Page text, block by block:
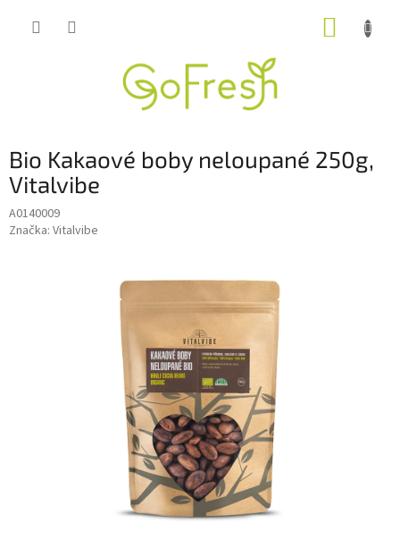
Bio Kakaové boby neloupané 250g,
Vitalvibe
A0140009
Značka: Vitalvibe